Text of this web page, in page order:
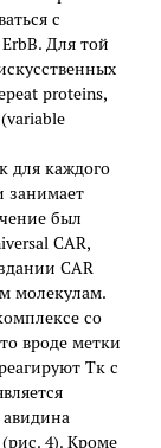
с
Для той
proteins,
для каждого
занимает
был
CAR,
CAR
молекулам.
со
вроде метки
Тк с
4). Кроме